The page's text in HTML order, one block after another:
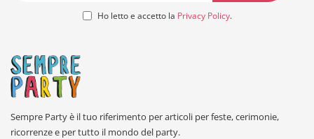
Ho letto e accetto la Privacy Policy.
Sempre Party è il tuo riferimento per articoli per feste, cerimonie,
ricorrenze e per tutto il mondo del party.